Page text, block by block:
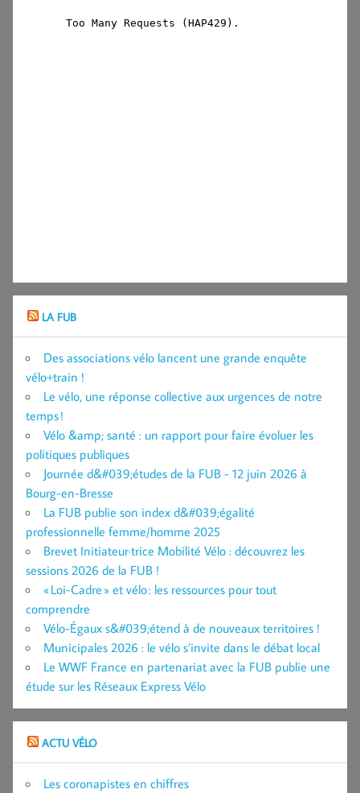
LA FUB
Des associations vélo lancent une grande enquête
vélo+train !
Le vélo, une réponse collective aux urgences de notre
temps !
Vélo &amp; santé : un rapport pour faire évoluer les
politiques publiques
Journée d&#039;études de la FUB - 12 juin 2026 à
Bourg-en-Bresse
La FUB publie son index d&#039;égalité
professionnelle femme/homme 2025
Brevet Initiateur·trice Mobilité Vélo : découvrez les
sessions 2026 de la FUB !
« Loi-Cadre » et vélo : les ressources pour tout
comprendre
Vélo-Égaux s&#039;étend à de nouveaux territoires !
Municipales 2026 : le vélo s’invite dans le débat local
Le WWF France en partenariat avec la FUB publie une
étude sur les Réseaux Express Vélo
ACTU VÉLO
Les coronapistes en chiffres